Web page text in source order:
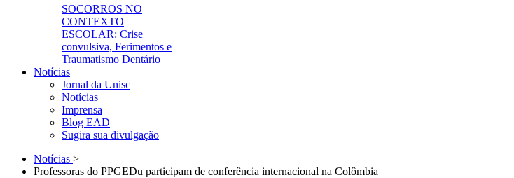
SOCORROS NO
CONTEXTO
ESCOLAR: Crise
convulsiva, Ferimentos e
Traumatismo Dentário
Notícias
Jornal da Unisc
Notícias
Imprensa
Blog EAD
Sugira sua divulgação
Notícias >
Professoras do PPGEDu participam de conferência internacional na Colômbia